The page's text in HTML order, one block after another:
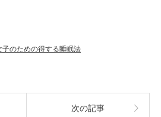
のための得する睡眠法
次の記事